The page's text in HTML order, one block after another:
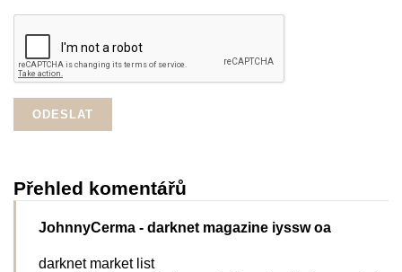
Přehled komentářů
JohnnyCerma - darknet magazine iyssw oa
darknet market list